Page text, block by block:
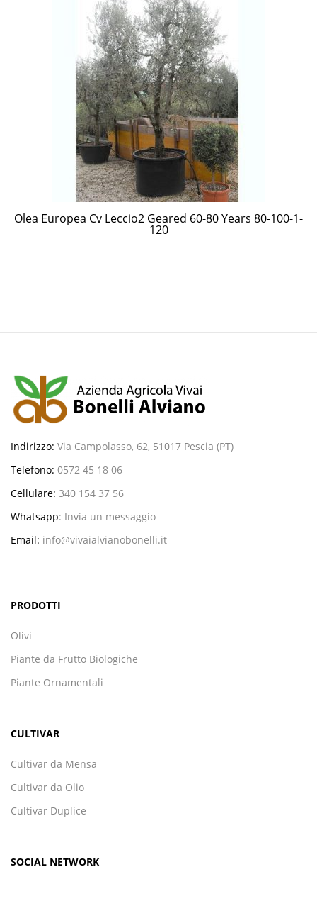
Olea Europea Cv Leccio2 Geared 60-80 Years 80-100-1-
120
Indirizzo: Via Campolasso, 62, 51017 Pescia (PT)
Telefono: 0572 45 18 06
Cellulare: 340 154 37 56
Whatsapp: Invia un messaggio
Email: info@vivaialvianobonelli.it
PRODOTTI
Olivi
Piante da Frutto Biologiche
Piante Ornamentali
CULTIVAR
Cultivar da Mensa
Cultivar da Olio
Cultivar Duplice
SOCIAL NETWORK